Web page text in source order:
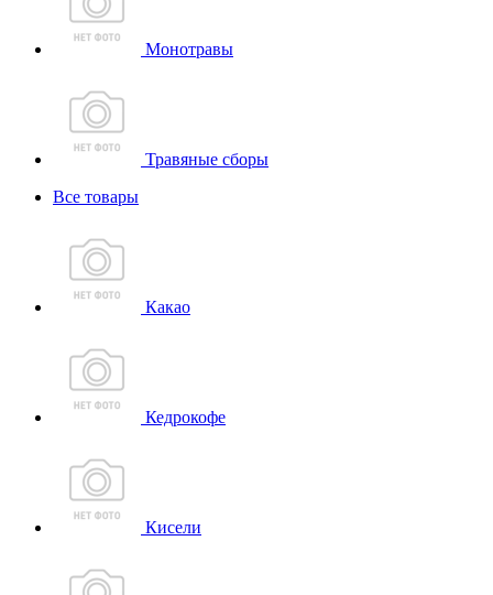
Монотравы
Травяные сборы
Все товары
Какао
Кедрокофе
Кисели